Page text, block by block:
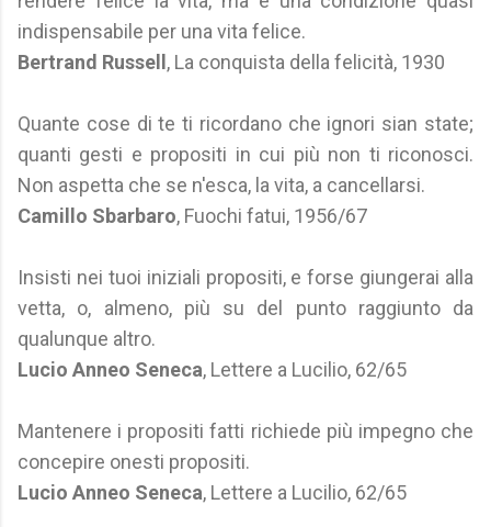
indispensabile per una vita felice.
Bertrand Russell , La conquista della felicità, 1930
Quante cose di te ti ricordano che ignori sian state;
quanti gesti e propositi in cui più non ti riconosci.
Non aspetta che se n'esca, la vita, a cancellarsi.
Camillo Sbarbaro, Fuochi fatui, 1956/67
Insisti nei tuoi iniziali propositi, e forse giungerai alla
vetta, o, almeno, più su del punto raggiunto da
qualunque altro.
Lucio Anneo Seneca, Lettere a Lucilio, 62/65
Mantenere i propositi fatti richiede più impegno che
concepire onesti propositi.
Lucio Anneo Seneca, Lettere a Lucilio, 62/65